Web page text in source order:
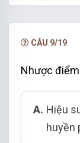
hạn.
CÂU 9/19
Nhược
A. Hiệu
huyền